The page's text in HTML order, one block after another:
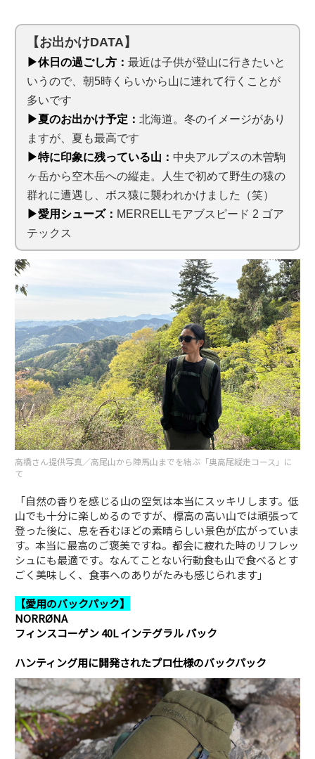
【お出かけDATA】
▶休日の過ごし方：最近は子供が登山に行きたいと
いうので、朝5時くらいから山に連れて行くことが
多いです
▶夏のお出かけ予定：北海道。冬のイメージがあり
ますが、夏も最高です
▶特に印象に残っている山： 中央アルプスの木曽駒
ヶ岳から空木岳への縦走。人生で初めて野生の猿の
群れに遭遇し、ボス猿に襲われかけました（笑）
▶愛用シューズ： MERRELLモアブスピード 2 ゴア
テックス
高橋さん提供写真／高尾山から陣馬山までを結ぶ「奥高尾縦走コース」に
て
「自然の香りを感じる山の空気は本当にスッキリします。低
山でも十分に楽しめるのですが、標高の高い山では頑張って
登った後に、息を呑むほどの素晴らしい景色が広がっていま
す。本当に最高のご褒美ですね。都会に疲れた時のリフレッ
シュにも最適です。なんてことない行動食も山で食べるとす
ごく美味しく、食事へのありがたみも感じられます」
【愛用のバックパック】
NORRØNA
フィンスコーゲン 40L インテグラル パック
ハンティング用に開発されたプロ仕様のバックパック